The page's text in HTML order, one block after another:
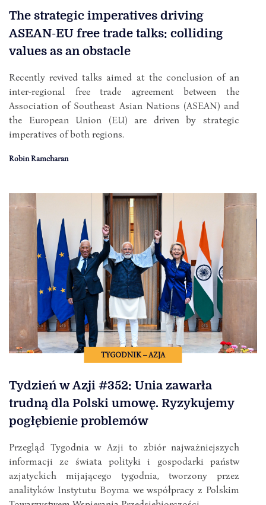
The strategic imperatives driving
ASEAN-EU free trade talks: colliding
values as an obstacle
Recently revived talks aimed at the conclusion of an
inter-regional free trade agreement between the
Association of Southeast Asian Nations (ASEAN) and
the European Union (EU) are driven by strategic
imperatives of both regions.
Robin Ramcharan
TYGODNIK – AZJA
Tydzień w Azji #352: Unia zawarła
trudną dla Polski umowę. Ryzykujemy
pogłębienie problemów
Przegląd Tygodnia w Azji to zbiór najważniejszych
informacji ze świata polityki i gospodarki państw
azjatyckich mijającego tygodnia, tworzony przez
analityków Instytutu Boyma we współpracy z Polskim